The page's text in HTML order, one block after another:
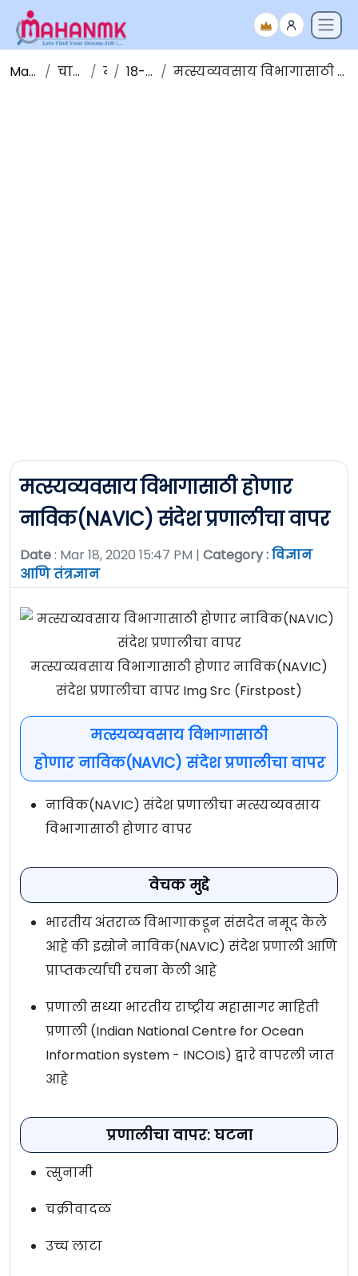
Maha NMK चालू घडामोडी मार्च १८-मार्च-२०२० मत्स्यव्यवसाय विभागासाठी होणार नाविक(NAVIC) संदेश प्रणालीचा वापर
मत्स्यव्यवसाय विभागासाठी होणार
नाविक(NAVIC) संदेश प्रणालीचा वापर
Date: Mar 18, 2020 15:47 PM | Category :विज्ञान
आणि तंत्रज्ञान
मत्स्यव्यवसाय विभागासाठी होणार नाविक(NAVIC)
संदेश प्रणालीचा वापर Img Src (Firstpost)
मत्स्यव्यवसाय विभागासाठी
होणार नाविक(NAVIC) संदेश प्रणालीचा वापर
नाविक(NAVIC) संदेश प्रणालीचा मत्स्यव्यवसाय
विभागासाठी होणार वापर
वेचक मुद्दे
भारतीय अंतराळ विभागाकडून संसदेत नमूद केले
आहे की इस्रोने नाविक(NAVIC) संदेश प्रणाली आणि
प्राप्तकर्त्याची रचना केली आहे
प्रणाली सध्या भारतीय राष्ट्रीय महासागर माहिती
प्रणाली (Indian National Centre for Ocean
Information system - INCOIS) द्वारे वापरली जात
आहे
प्रणालीचा वापर: घटना
त्सुनामी
चक्रीवादळ
उच्च लाटा